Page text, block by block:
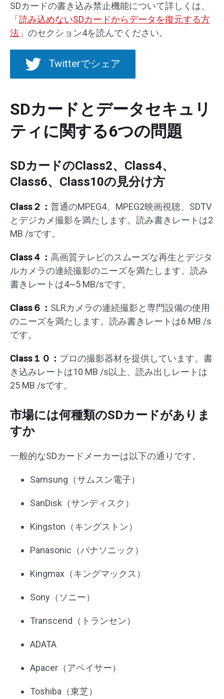
SDカードの書き込み禁止機能について詳しくは、
「 読み込めないSDカードからデータを復元する方
法 」のセクション4を読んでください。
Twitterでシェア
SDカードとデータセキュリ
ティに関する6つの問題
SDカードのClass2、Class4、
Class6、Class10の見分け方
Class２： 普通のMPEG4、MPEG2映画視聴、SDTV
とデジカメ撮影を満たします。読み書きレートは2
MB /sです。
Class４： 高画質テレビのスムーズな再生とデジタ
ルカメラの連続撮影のニーズを満たします。読み
書きレートは4~5 MB/sです。
Class６： SLRカメラの連続撮影と専門設備の使用
のニーズを満たします。読み書きレートは6 MB /s
です。
Class１０： プロの撮影器材を提供しています。書
き込みレートは10 MB /s以上、読み出しレートは
25 MB /sです。
市場には何種類のSDカードがありま
すか
一般的なSDカードメーカーは以下の通りです。
Samsung（サムスン電子）
SanDisk（サンディスク）
Kingston（キングストン）
Panasonic（パナソニック）
Kingmax（キングマックス）
Sony（ソニー）
Transcend（トランセン）
ADATA
Apacer（アペイサー）
Toshiba（東芝）